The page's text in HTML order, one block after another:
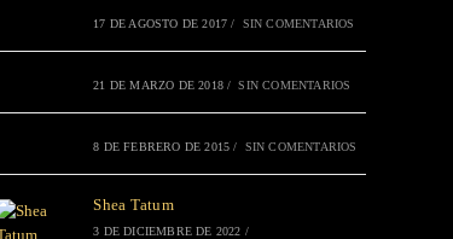
17 DE AGOSTO DE 2017 / SIN COMENTARIOS
21 DE MARZO DE 2018 / SIN COMENTARIOS
8 DE FEBRERO DE 2015 / SIN COMENTARIOS
Shea Tatum
3 DE DICIEMBRE DE 2022 /